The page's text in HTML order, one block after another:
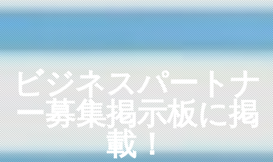
掲示板掲載料金
その他
ビジネスパートナ
ー募集掲示板に掲
載！